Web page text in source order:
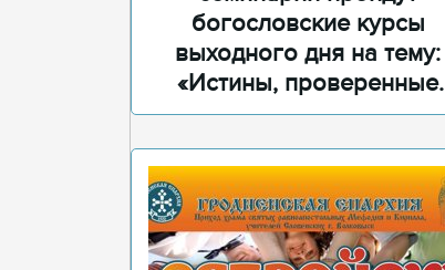
богословские курсы
выходного дня на тему:
«Истины, проверенные
временем»